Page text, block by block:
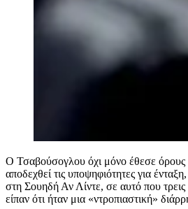
Ο Τσαβούσογλου όχι μόνο έθεσε
αποδεχθεί τις υποψηφιότητες για
στη Σουηδή Αν Λίντε, σε αυτό που
είπαν ότι ήταν μια «ντροπιαστική»